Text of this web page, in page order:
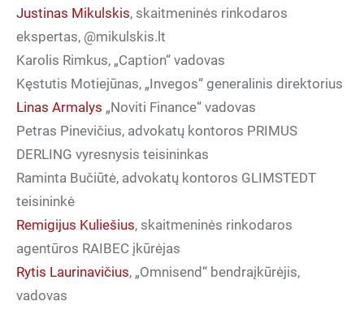
Justinas Mikulskis, skaitmeninės rinkodaros
ekspertas, @mikulskis.lt
Karolis Rimkus, „Caption“ vadovas
Kęstutis Motiejūnas, „Invegos“ generalinis direktorius
Linas Armalys „Noviti Finance“ vadovas
Petras Pinevičius, advokatų kontoros PRIMUS
DERLING vyresnysis teisininkas
Raminta Bučiūtė, advokatų kontoros GLIMSTEDT
teisininkė
Remigijus Kuliešius, skaitmeninės rinkodaros
agentūros RAIBEC įkūrėjas
Rytis Laurinavičius, „Omnisend“ bendraįkūrėjis,
vadovas